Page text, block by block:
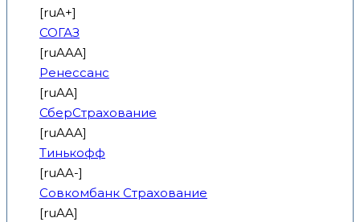
[ruA+]
СОГАЗ
[ruAAA]
Ренессанс
[ruAA]
СберСтрахование
[ruAAA]
Тинькофф
[ruAA-]
Совкомбанк Страхование
[ruAA]